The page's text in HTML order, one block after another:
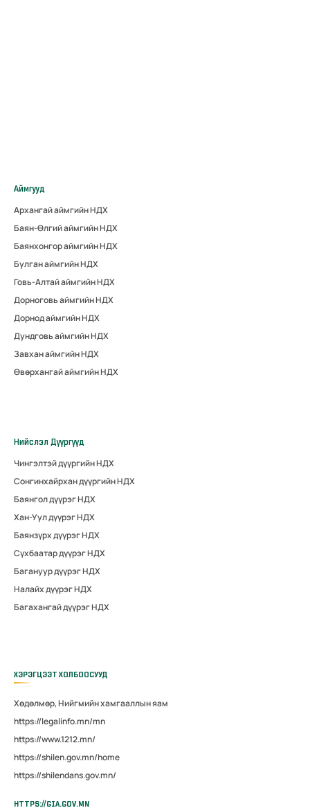
Аймгууд
Архангай аймгийн НДХ
Баян-Өлгий аймгийн НДХ
Баянхонгор аймгийн НДХ
Булган аймгийн НДХ
Говь-Алтай аймгийн НДХ
Дорноговь аймгийн НДХ
Дорнод аймгийн НДХ
Дундговь аймгийн НДХ
Завхан аймгийн НДХ
Өвөрхангай аймгийн НДХ
Нийслэл Дүүргүүд
Чингэлтэй дүүргийн НДХ
Сонгинхайрхан дүүргийн НДХ
Баянгол дүүрэг НДХ
Хан-Уул дүүрэг НДХ
Баянзүрх дүүрэг НДХ
Сүхбаатар дүүрэг НДХ
Багануур дүүрэг НДХ
Налайх дүүрэг НДХ
Багахангай дүүрэг НДХ
ХЭРЭГЦЭЭТ ХОЛБООСУУД
Хөдөлмөр, Нийгмийн хамгааллын яам
https://legalinfo.mn/mn
https://www.1212.mn/
https://shilen.gov.mn/home
https://shilendans.gov.mn/
HTTPS://GIA.GOV.MN